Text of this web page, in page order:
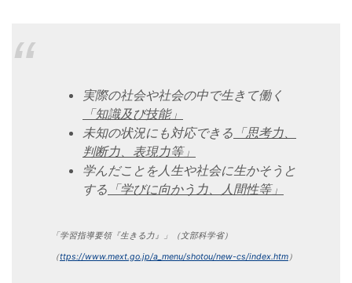
生
実際の社会や社会の中で生きて働く
「知識及び技能」
未知の状況にも対応できる 「思考力、
判断力、表現力等」
学んだことを人生や社会に生かそうと
する 「学びに向かう力、人間性等」
「学習指導要領『生きる力』」（文部科学省）
（ttps://www.mext.go.jp/a_menu/shotou/new-cs/index.htm）